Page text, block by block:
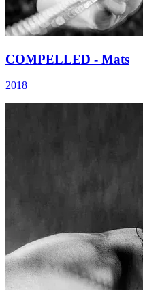
COMPELLED - Mats
2018